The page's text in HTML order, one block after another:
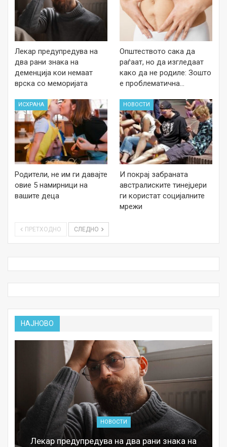
Лекар предупредува на
два рани знака на
деменција кои немаат
врска со меморијата
Општеството сака да
раѓаат, но да изгледаат
како да не родиле: Зошто
е проблематична…
ИСХРАНА
Родители, не им ги давајте
овие 5 намирници на
вашите деца
НОВОСТИ
И покрај забраната
австралиските тинејџери
ги користат социјалните
мрежи
ПРЕТХОДНО СЛЕДНО
НАЈНОВО
НОВОСТИ
Лекар предупредува на два рани знака на